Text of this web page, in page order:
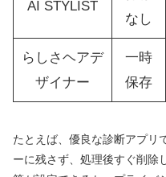
AI STYLIST
なし
らしさヘアデ
ザイナー
一時
保存
たとえば、優良な診断アプリ
ーに残さず、処理後すぐ削除